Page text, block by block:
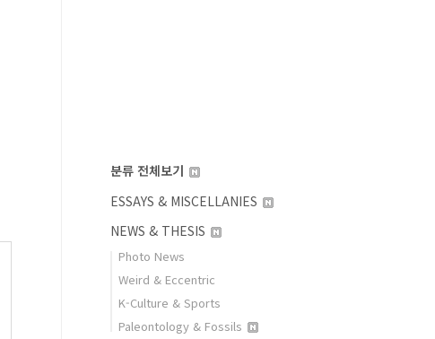
분류 전체보기
ESSAYS & MISCELLANIES
NEWS & THESIS
Photo News
Weird & Eccentric
K-Culture & Sports
Paleontology & Fossils